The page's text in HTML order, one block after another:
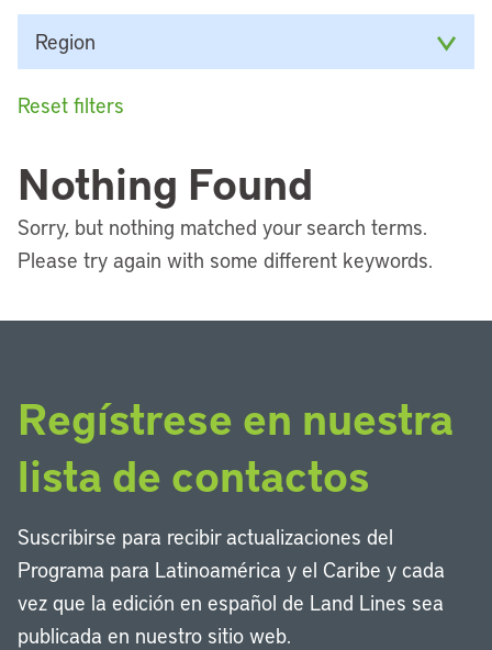
Region
Reset filters
Nothing Found
Sorry, but nothing matched your search terms.
Please try again with some different keywords.
Regístrese en nuestra
lista de contactos
Suscribirse para recibir actualizaciones del
Programa para Latinoamérica y el Caribe y cada
vez que la edición en español de Land Lines sea
publicada en nuestro sitio web.